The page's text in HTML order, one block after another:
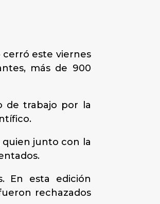
cerró este viernes
más de 900
de trabajo por la
quien junto con la
En esta edición
rechazados